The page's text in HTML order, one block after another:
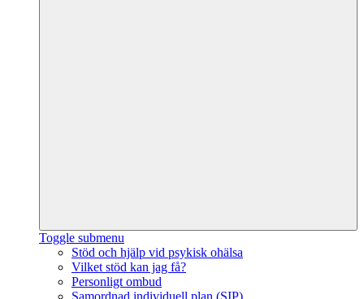
Toggle submenu
Stöd och hjälp vid psykisk ohälsa
Vilket stöd kan jag få?
Personligt ombud
Samordnad individuell plan (SIP)